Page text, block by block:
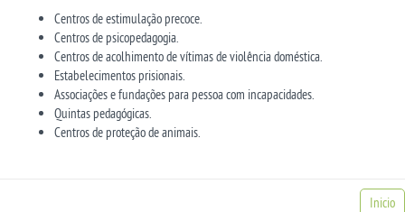
Centros de estimulação precoce.
Centros de psicopedagogia.
Centros de acolhimento de vítimas de violência doméstica.
Estabelecimentos prisionais.
Associações e fundações para pessoa com incapacidades.
Quintas pedagógicas.
Centros de proteção de animais.
Inicio